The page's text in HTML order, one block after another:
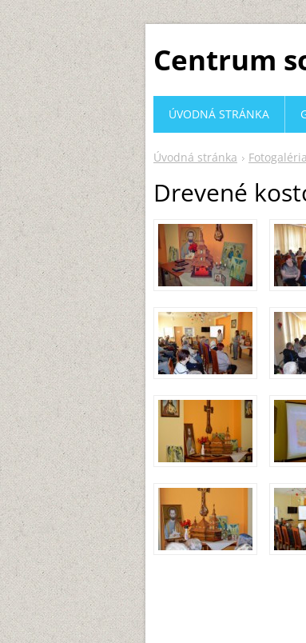
Centrum
Úvodná stránka Fotogaléria
Drevené
ÚVODNÁ STRÁNKA